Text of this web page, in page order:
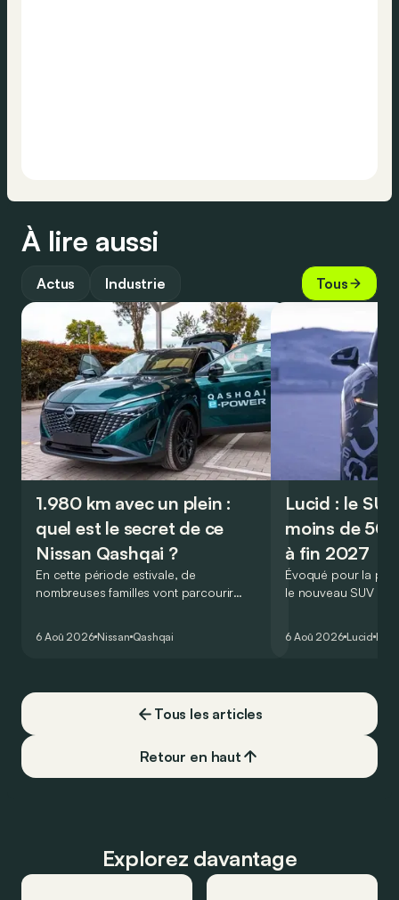
À lire aussi
Actus Industrie Tous
1.980 km avec un plein :
quel est le secret de ce
Nissan Qashqai ?
En cette période estivale, de
nombreuses familles vont parcourir
Qashqai e-Power, il serait possible de
6 Aoû 2026 Nissan Qashqai
Lucid : le
moins de
à fin 2027
Évoqué pour la
le nouveau SUV
l’année 2026.
6 Aoû 2026 Lucid
Tous les articles
Retour en haut
Explorez davantage